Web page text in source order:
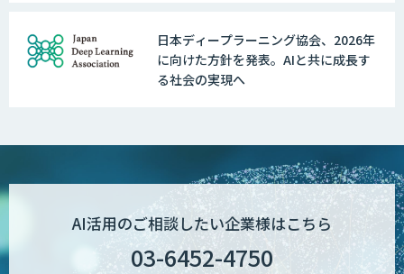
日本ディープラーニング協会、2026年
に向けた方針を発表。AIと共に成長す
る社会の実現へ
AI活用のご相談したい企業様はこちら
03-6452-4750